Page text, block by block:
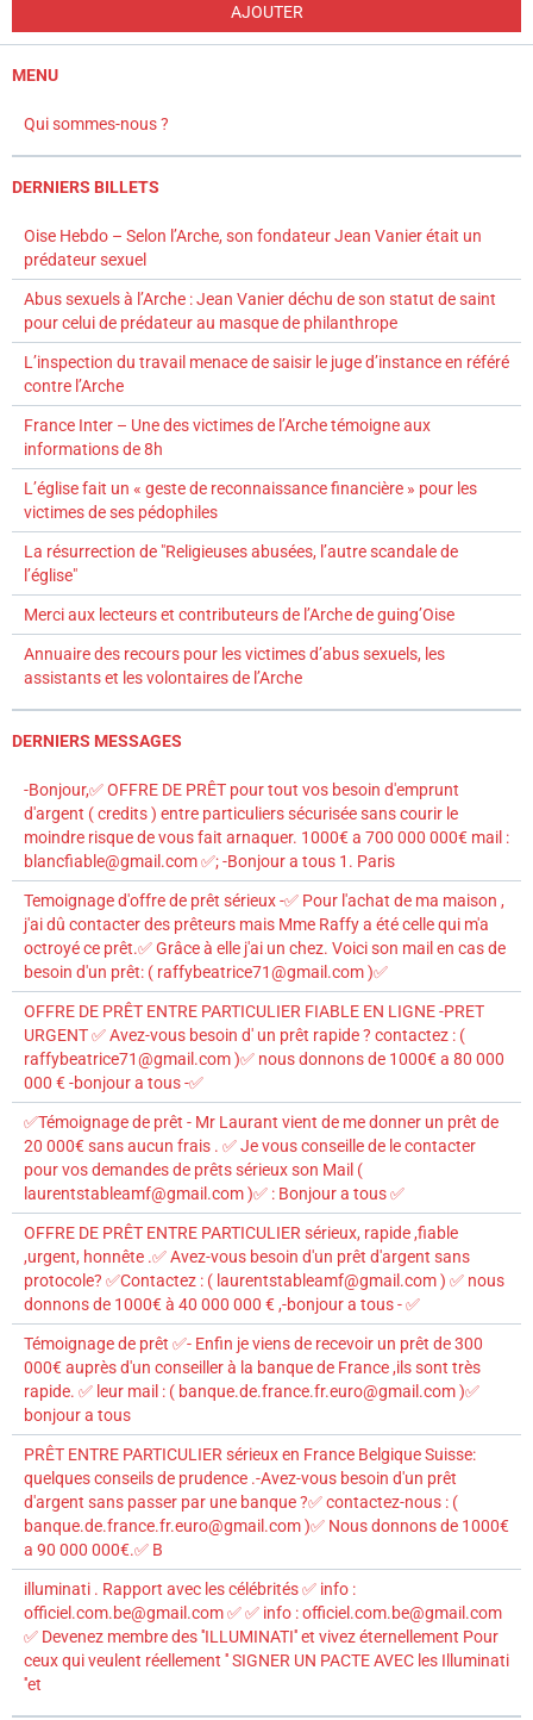
AJOUTER
MENU
Qui sommes-nous ?
DERNIERS BILLETS
Oise Hebdo – Selon l’Arche, son fondateur Jean Vanier était un
prédateur sexuel
Abus sexuels à l’Arche : Jean Vanier déchu de son statut de saint
pour celui de prédateur au masque de philanthrope
L’inspection du travail menace de saisir le juge d’instance en référé
contre l’Arche
France Inter – Une des victimes de l’Arche témoigne aux
informations de 8h
L’église fait un « geste de reconnaissance financière » pour les
victimes de ses pédophiles
La résurrection de "Religieuses abusées, l’autre scandale de
l’église"
Merci aux lecteurs et contributeurs de l’Arche de guing’Oise
Annuaire des recours pour les victimes d’abus sexuels, les
assistants et les volontaires de l’Arche
DERNIERS MESSAGES
-Bonjour,✅ OFFRE DE PRÊT pour tout vos besoin d'emprunt
d'argent ( credits ) entre particuliers sécurisée sans courir le
moindre risque de vous fait arnaquer. 1000€ a 700 000 000€ mail :
blancfiable@gmail.com ✅; -Bonjour a tous 1. Paris
Temoignage d'offre de prêt sérieux -✅ Pour l'achat de ma maison ,
j'ai dû contacter des prêteurs mais Mme Raffy a été celle qui m'a
octroyé ce prêt.✅ Grâce à elle j'ai un chez. Voici son mail en cas de
besoin d'un prêt: ( raffybeatrice71@gmail.com )✅
OFFRE DE PRÊT ENTRE PARTICULIER FIABLE EN LIGNE -PRET
URGENT ✅ Avez-vous besoin d' un prêt rapide ? contactez : (
raffybeatrice71@gmail.com )✅ nous donnons de 1000€ a 80 000
000 € -bonjour a tous -✅
✅Témoignage de prêt - Mr Laurant vient de me donner un prêt de
20 000€ sans aucun frais . ✅ Je vous conseille de le contacter
pour vos demandes de prêts sérieux son Mail (
laurentstableamf@gmail.com )✅ : Bonjour a tous ✅
OFFRE DE PRÊT ENTRE PARTICULIER sérieux, rapide ,fiable
,urgent, honnête .✅ Avez-vous besoin d'un prêt d'argent sans
protocole? ✅Contactez : ( laurentstableamf@gmail.com ) ✅ nous
donnons de 1000€ à 40 000 000 € ,-bonjour a tous - ✅
Témoignage de prêt ✅- Enfin je viens de recevoir un prêt de 300
000€ auprès d'un conseiller à la banque de France ,ils sont très
rapide. ✅ leur mail : ( banque.de.france.fr.euro@gmail.com )✅
bonjour a tous
PRÊT ENTRE PARTICULIER sérieux en France Belgique Suisse:
quelques conseils de prudence .-Avez-vous besoin d'un prêt
d'argent sans passer par une banque ?✅ contactez-nous : (
banque.de.france.fr.euro@gmail.com )✅ Nous donnons de 1000€
a 90 000 000€.✅ B
illuminati . Rapport avec les célébrités ✅ info :
officiel.com.be@gmail.com ✅ ✅ info : officiel.com.be@gmail.com
✅ Devenez membre des ''ILLUMINATI'' et vivez éternellement Pour
ceux qui veulent réellement '' SIGNER UN PACTE AVEC les Illuminati
''et